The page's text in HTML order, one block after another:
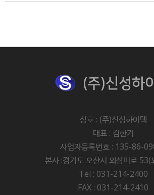
(주)신성하
상호 : (주)신성하이텍
대표 : 김한기
사업자등록번호 : 135-86-
본사 :경기도 오산시 외삼미로 53(
Tel : 031-214-2400
FAX : 031-214-2410